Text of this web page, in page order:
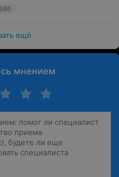
ещё
мнением